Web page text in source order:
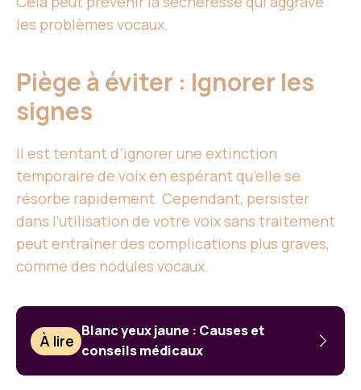
les problèmes vocaux.
Piège à éviter : Ignorer les
signes
Il est tentant d’ignorer une extinction
temporaire de voix en espérant qu’elle se
résorbe rapidement. Cependant, persister
dans l’utilisation de votre voix sans traitement
peut entraîner des complications plus graves,
comme des nodules vocaux.
À lire
Blanc yeux jaune : Causes et
conseils médicaux